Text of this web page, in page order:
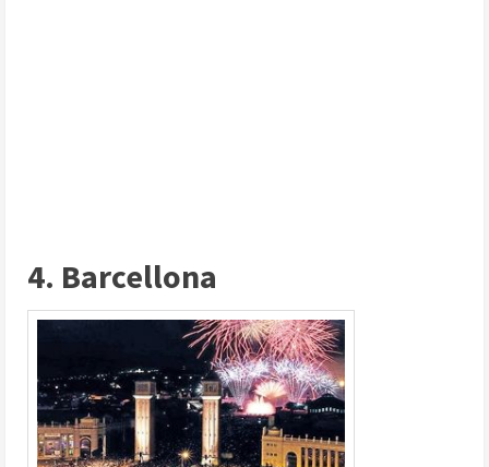
4. Barcellona